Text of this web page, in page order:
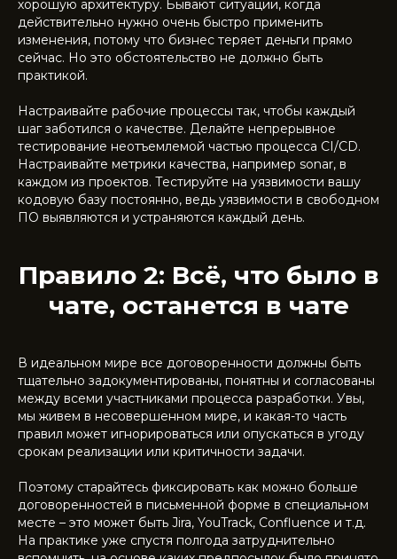
хорошую архитектуру. Бывают ситуации, когда
действительно нужно очень быстро применить
изменения, потому что бизнес теряет деньги прямо
сейчас. Но это обстоятельство не должно быть
практикой.
Настраивайте рабочие процессы так, чтобы каждый
шаг заботился о качестве. Делайте непрерывное
тестирование неотъемлемой частью процесса CI/CD.
Настраивайте метрики качества, например sonar, в
каждом из проектов. Тестируйте на уязвимости вашу
кодовую базу постоянно, ведь уязвимости в свободном
ПО выявляются и устраняются каждый день.
Правило 2: Всё, что было в
чате, останется в чате
В идеальном мире все договоренности должны быть
тщательно задокументированы, понятны и согласованы
между всеми участниками процесса разработки. Увы,
мы живем в несовершенном мире, и какая-то часть
правил может игнорироваться или опускаться в угоду
срокам реализации или критичности задачи.
Поэтому старайтесь фиксировать как можно больше
договоренностей в письменной форме в специальном
месте – это может быть Jira, YouTrack, Confluence и т.д.
На практике уже спустя полгода затруднительно